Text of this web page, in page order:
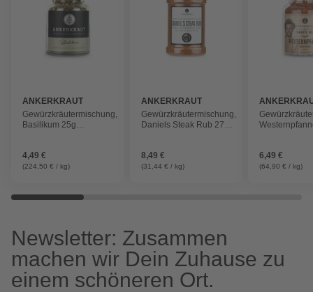
ANKERKRAUT
Gewürzkräutermischung,
Basilikum 25g
4,49 €
(224,50 € / kg)
ANKERKRAUT
Gewürzkräutermischung,
Daniels Steak Rub 270g
8,49 €
(31,44 € / kg)
6,49 €
(64,90 € / kg)
Newsletter: Zusammen
machen wir Dein Zuhause zu
einem schöneren Ort.